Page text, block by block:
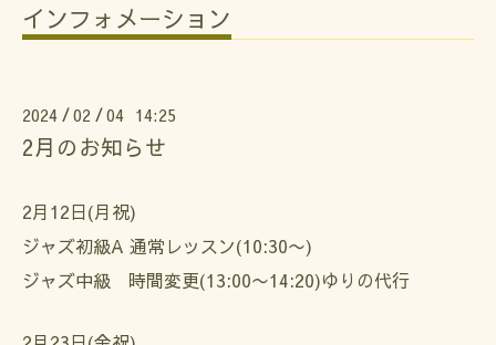
インフォメーション
2024 /02 /04 14:25
2月のお知らせ
2月12日(月祝)
ジャズ初級A 通常レッスン(10:30〜)
ジャズ中級 時間変更(13:00〜14:20)ゆりの代行